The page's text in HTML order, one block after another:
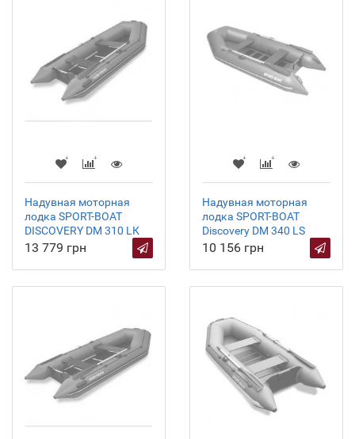
Надувная моторная
лодка SPORT-BOAT
DISCOVERY DM 310 LК
13 779 грн
Надувная моторная
лодка SPORT-BOAT
Discovery DM 340 LS
10 156 грн